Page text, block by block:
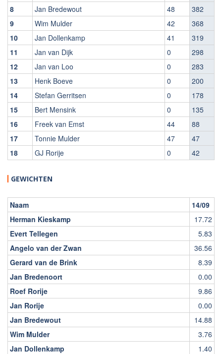
8
Jan Bredewout 48
382
9
Wim Mulder 42
368
10
Jan Dollenkamp 41
319
11
Jan van Dijk 0
298
12
Jan van Loo 0
283
13
Henk Boeve 0
200
14
Stefan Gerritsen 0
178
15
Bert Mensink 0
135
16
Freek van Emst 44
88
17
Tonnie Mulder 47
47
18
GJ Rorije 0 42
GEWICHTEN
Naam
14/09
Herman Kieskamp
17.72
Evert Tellegen
5.83
Angelo van der Zwan
36.56
Gerard van de Brink
8.39
Jan Bredenoort
0.00
Roef Rorije
9.86
Jan Rorije
0.00
Jan Bredewout
14.88
Wim Mulder
3.76
Jan Dollenkamp
1.40